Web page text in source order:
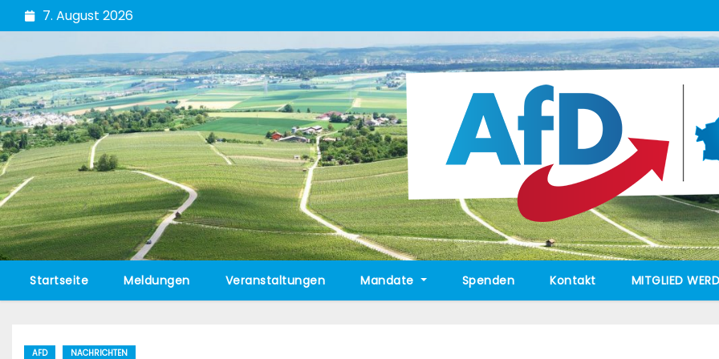
Zum
Inhalt
springen
7. August 2026
Startseite Meldungen Veranstaltungen Mandate Spenden Kontakt MITGLIED
AFD NACHRICHTEN